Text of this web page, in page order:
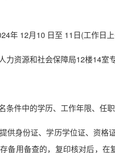
年 12月10 日至 11日(工作日
力资源和社会保障局12楼14室
条件中的学历、工作年限、任
供身份证、学历学位证、资
备用备查的，复印核对后，